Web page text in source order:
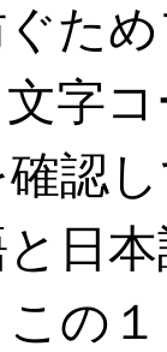
た
字
認
日
の